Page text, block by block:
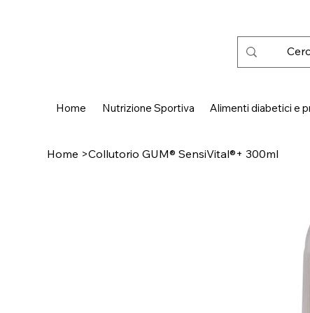
Home Nutrizione Sportiva Alimenti diabetici e
Home >Collutorio GUM® SensiVital®+ 300ml